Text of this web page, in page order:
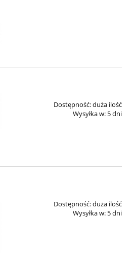
Dostępność:duża ilość
Wysyłka w: 5 dni
Dostępność:duża ilość
Wysyłka w: 5 dni